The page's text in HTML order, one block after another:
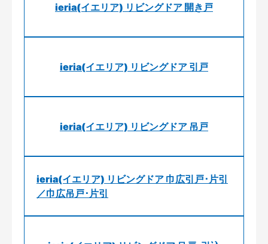
ieria(イエリア) リビングドア 開き戸
ieria(イエリア) リビングドア 引戸
ieria(イエリア) リビングドア 吊戸
ieria(イエリア) リビングドア 巾広引戸･片引
／巾広吊戸･片引